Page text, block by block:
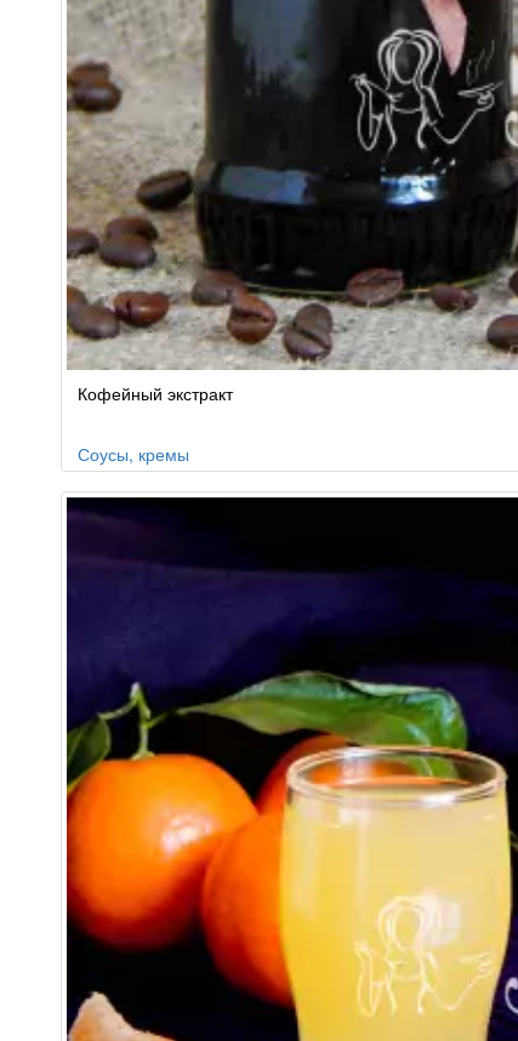
Кофейный экстракт
Соусы, кремы